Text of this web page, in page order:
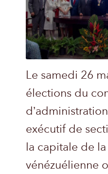
Le samedi 26
élections du
exécutif de
la capitale de
vénézuélienne